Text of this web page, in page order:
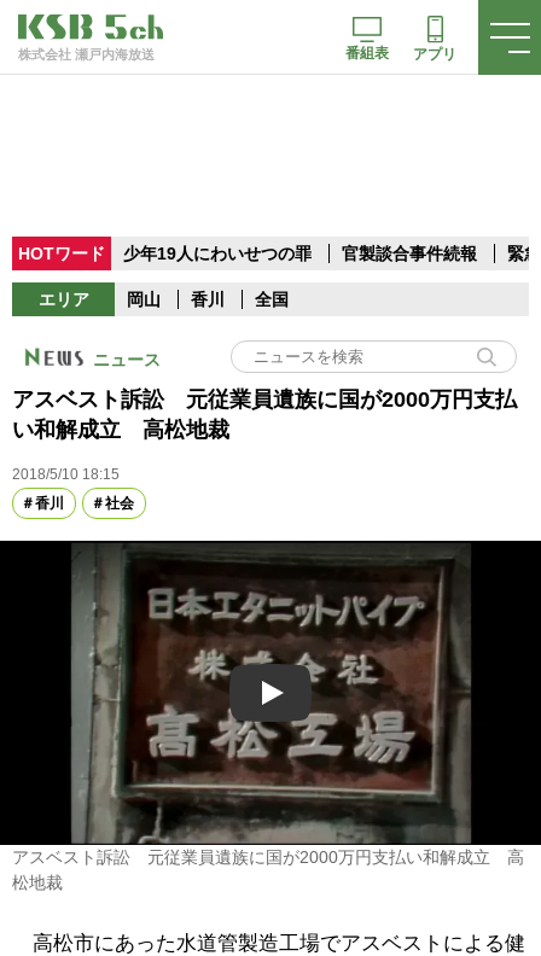
株式会社 瀬戸内海放送 番組表 アプリ
HOTワード 少年19人にわいせつの罪 官製談合事件続報 緊
エリア 岡山 香川 全国
ニュース
アスベスト訴訟 元従業員遺族に国が2000万円支払
い和解成立 高松地裁
2018/5/10 18:15
香川
社会
Play
アスベスト訴訟 元従業員遺族に国が2000万円支払い和解成立 高
松地裁
高松市にあった水道管製造工場でアスベストによる健